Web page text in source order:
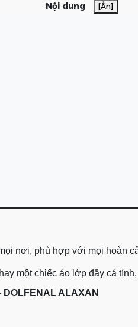
Nội dung [Ẩn]
nơi, phù hợp với mọi hoàn
một chiếc áo lớp đầy cá
DOLFENAL ALAXAN